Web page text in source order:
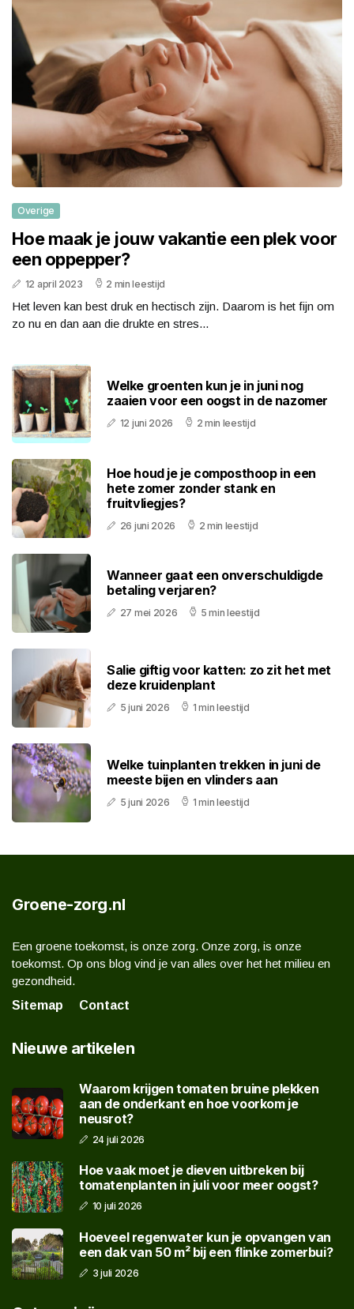
Overige
Hoe maak je jouw vakantie een plek voor
een oppepper?
12 april 2023 2 min leestijd
Het leven kan best druk en hectisch zijn. Daarom is het fijn om
zo nu en dan aan die drukte en stres...
Welke groenten kun je in juni nog
zaaien voor een oogst in de nazomer
12 juni 2026 2 min leestijd
Hoe houd je je composthoop in een
hete zomer zonder stank en
fruitvliegjes?
26 juni 2026 2 min leestijd
Wanneer gaat een onverschuldigde
betaling verjaren?
27 mei 2026 5 min leestijd
Salie giftig voor katten: zo zit het met
deze kruidenplant
5 juni 2026 1 min leestijd
Welke tuinplanten trekken in juni de
meeste bijen en vlinders aan
5 juni 2026 1 min leestijd
Groene-zorg.nl
Een groene toekomst, is onze zorg. Onze zorg, is onze
toekomst. Op ons blog vind je van alles over het het milieu en
gezondheid.
Sitemap
Contact
Nieuwe artikelen
Waarom krijgen tomaten bruine plekken
aan de onderkant en hoe voorkom je
neusrot?
24 juli 2026
Hoe vaak moet je dieven uitbreken bij
tomatenplanten in juli voor meer oogst?
10 juli 2026
Hoeveel regenwater kun je opvangen van
een dak van 50 m² bij een flinke zomerbui?
3 juli 2026